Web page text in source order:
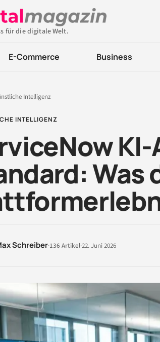
für die digitale Welt.
E-Commerce Business
Intelligenz
INTELLIGENZ
Was
Schreiber·136 Artikel·22. Juni 2026